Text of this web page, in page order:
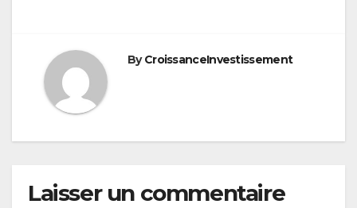
ByCroissanceInvestissement
Laisser un commentaire